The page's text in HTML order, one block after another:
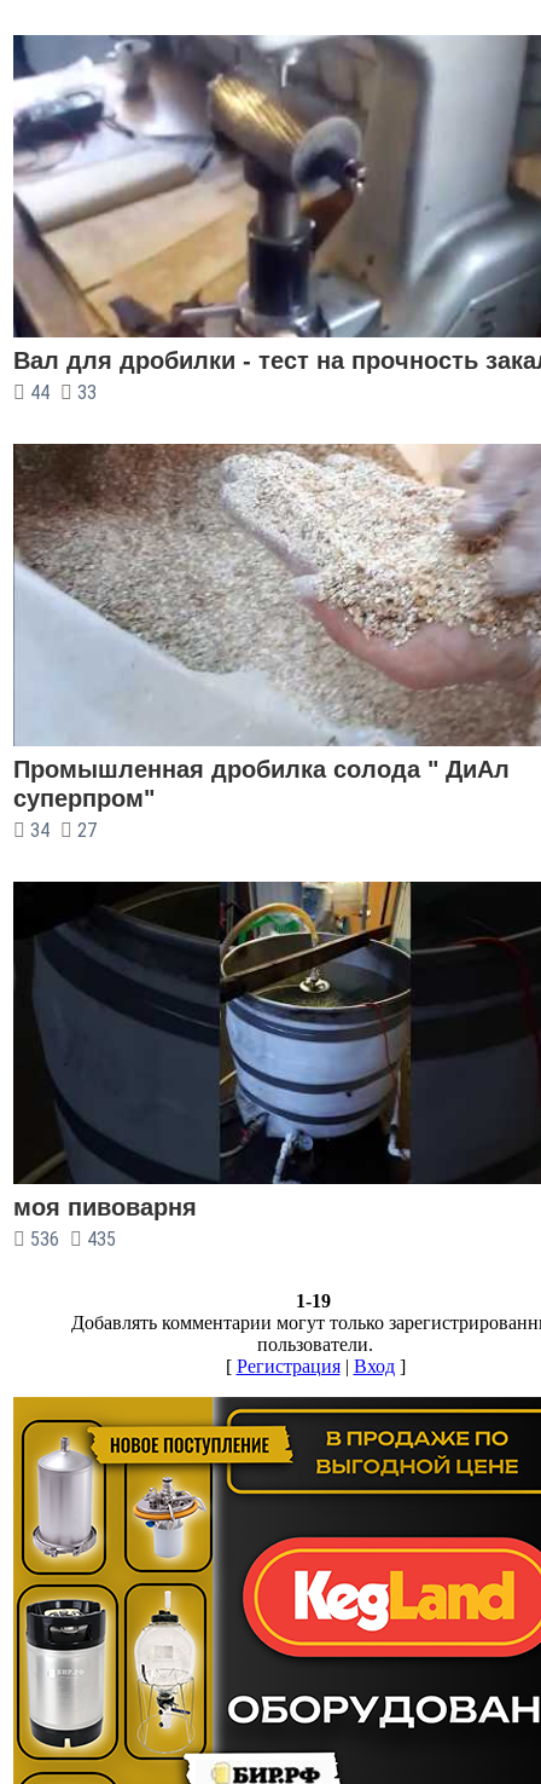
Вал для дробилки - тест на прочность
44 33
Промышленная дробилка солода " ДиАл
суперпром"
34 27
моя пивоварня
536 435
1-19
Добавлять комментарии могут только
пользователи.
[ Регистрация| Вход]